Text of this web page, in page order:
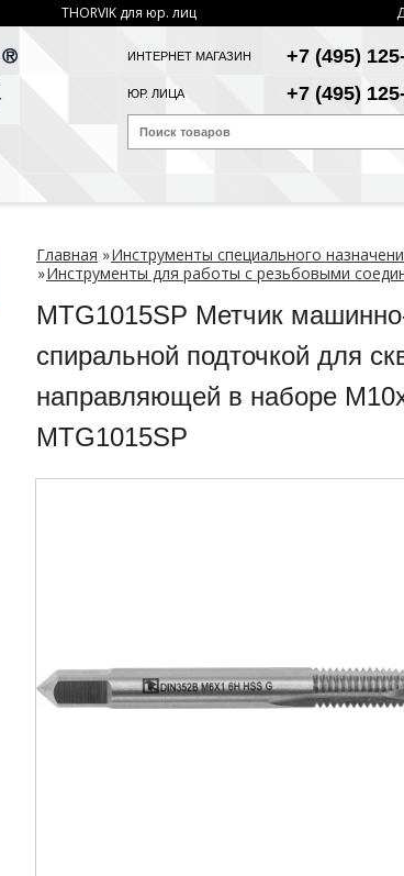
THORVIK для юр. лиц
ИНТЕРНЕТ МАГАЗИН +7 (495)
ЮР. ЛИЦА +7 (495)
Главная »Инструменты специального
»Инструменты для работы с резьбовыми
MTG1015SP Метчик
спиральной подточкой для
направляющей в наборе
MTG1015SP